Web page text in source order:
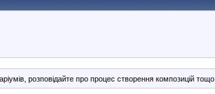
розповідайте про процес створення композицій тощо.